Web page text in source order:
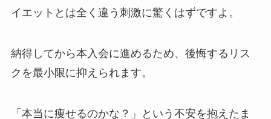
イエットとは全く違う刺激に驚くはずですよ。
納得してから本入会に進めるため、後悔するリス
クを最小限に抑えられます。
「本当に痩せるのかな？」という不安を抱えたま